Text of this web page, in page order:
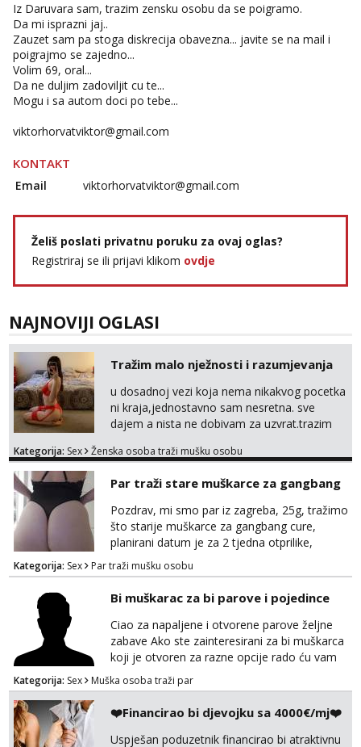
Iz Daruvara sam, trazim zensku osobu da se poigramo.
Da mi isprazni jaj..
Zauzet sam pa stoga diskrecija obavezna... javite se na mail i
poigrajmo se zajedno...
Volim 69, oral...
Da ne duljim zadoviljit cu te...
Mogu i sa autom doci po tebe...
viktorhorvatviktor@gmail.com
KONTAKT
Email viktorhorvatviktor@gmail.com
Želiš poslati privatnu poruku za ovaj oglas?
Registriraj se ili prijavi klikom ovdje
NAJNOVIJI OGLASI
Tražim malo nježnosti i razumjevanja
u dosadnoj vezi koja nema nikakvog pocetka
ni kraja,jednostavno sam nesretna. sve
dajem a nista ne dobivam za uzvrat.trazim
trazim puno samo malo njeznosti i
poljupce po tijelu koji me jako
pale,obozavam kad muskarac preuzme
kontrolu . javi se :) Klikni na link ispod i nadji
me tamo, cekam te!
Kategorija: Sex Ženska osoba traži mušku osobu
Par traži stare muškarce za gangbang
Pozdrav, mi smo par iz zagreba, 25g, tražimo
što starije muškarce za gangbang cure,
planirani datum je za 2 tjedna otprilike,
slobodno se javite na wapp ako odgovarate
opisu
Kategorija: Sex Par traži mušku osobu
Bi muškarac za bi parove i pojedince
Ciao za napaljene i otvorene parove željne
zabave Ako ste zainteresirani za bi muškarca
koji je otvoren za razne opcije rado ću vam
se odazvati. Javite se na Mail
puffac@gmail.com i prepustite se iskusnom i
bi masera Makarska i okolica
Kategorija: Sex Muška osoba traži par
❤️Financirao bi djevojku sa 4000€/mj❤️
Uspješan poduzetnik financirao bi atraktivnu